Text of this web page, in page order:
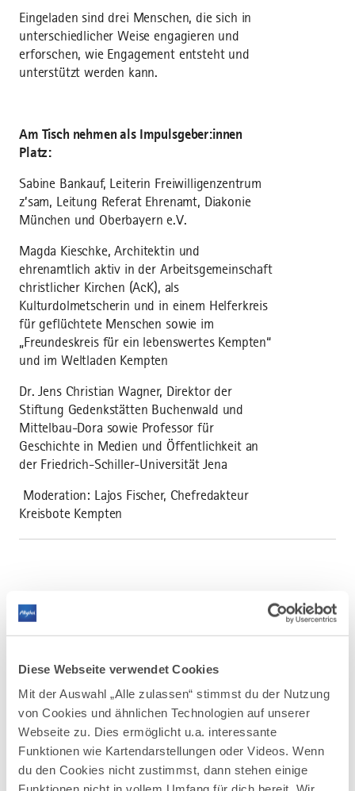
Diese Webseite verwendet Cookies
Mit der Auswahl „Alle zulassen“ stimmst du der Nutzung
von Cookies und ähnlichen Technologien auf unserer
Webseite zu. Dies ermöglicht u.a. interessante
Funktionen wie Kartendarstellungen oder Videos. Wenn
du den Cookies nicht zustimmst, dann stehen einige
Eingeladen sind drei Menschen, die sich in
unterschiedlicher Weise engagieren und
erforschen, wie Engagement entsteht und
unterstützt werden kann.
Am Tisch nehmen als Impulsgeber:innen
Platz:
Sabine Bankauf, Leiterin Freiwilligenzentrum
z’sam, Leitung Referat Ehrenamt, Diakonie
München und Oberbayern e.V.
Magda Kieschke, Architektin und
ehrenamtlich aktiv in der Arbeitsgemeinschaft
christlicher Kirchen (AcK), als
Kulturdolmetscherin und in einem Helferkreis
für geflüchtete Menschen sowie im
„Freundeskreis für ein lebenswertes Kempten“
und im Weltladen Kempten
Dr. Jens Christian Wagner, Direktor der
Stiftung Gedenkstätten Buchenwald und
Mittelbau-Dora sowie Professor für
Geschichte in Medien und Öffentlichkeit an
der Friedrich-Schiller-Universität Jena
Moderation: Lajos Fischer, Chefredakteur
Kreisbote Kempten
©